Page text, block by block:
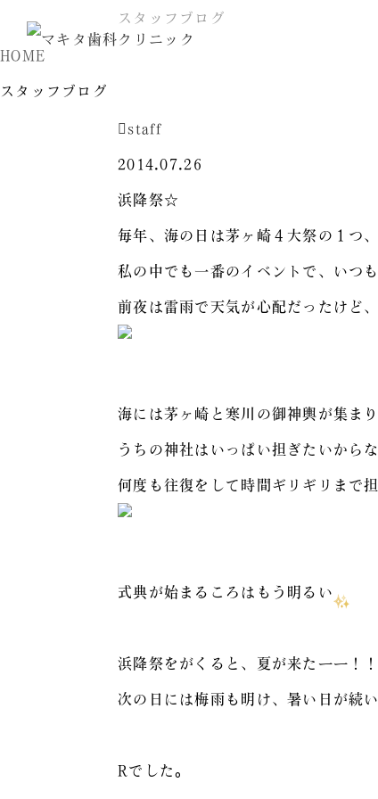
スタッフブログ
HOME
スタッフブログ
staff
2014.07.26
浜降祭☆
毎年、海の日は茅ヶ崎４大祭の１つ
私の中でも一番のイベントで、いつ
前夜は雷雨で天気が心配だったけど
海には茅ヶ崎と寒川の御神輿が集ま
うちの神社はいっぱい担ぎたいから
何度も往復をして時間ギリギリまで担
式典が始まるころはもう明るい
浜降祭をがくると、夏が来たーー！
次の日には梅雨も明け、暑い日が続
Rでした。